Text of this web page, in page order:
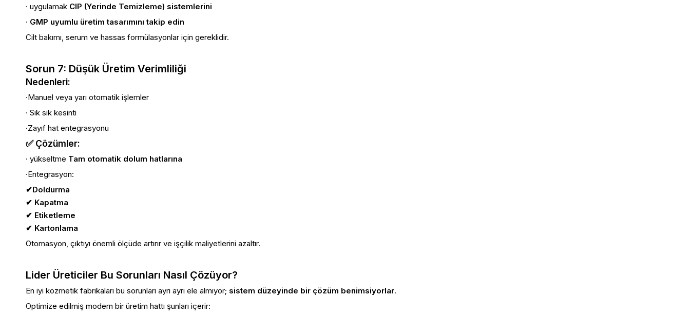
· uygulamak CIP (Yerinde Temizleme) sistemlerini
· GMP uyumlu üretim tasarımını takip edin
Cilt bakımı, serum ve hassas formülasyonlar için gereklidir.
Sorun 7: Düşük Üretim Verimliliği
Nedenleri:
·Manuel veya yarı otomatik işlemler
· Sık sık kesinti
·Zayıf hat entegrasyonu
✅ Çözümler:
· yükseltme Tam otomatik dolum hatlarına
·Entegrasyon:
✔Doldurma
✔ Kapatma
✔ Etiketleme
✔ Kartonlama
Otomasyon, çıktıyı önemli ölçüde artırır ve işçilik maliyetlerini azaltır.
Lider Üreticiler Bu Sorunları Nasıl Çözüyor?
En iyi kozmetik fabrikaları bu sorunları ayrı ayrı ele almıyor; sistem düzeyinde bir çözüm benimsiyorlar.
Optimize edilmiş modern bir üretim hattı şunları içerir: